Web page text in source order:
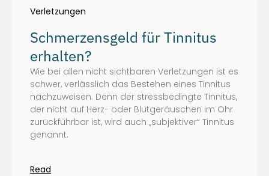
Verletzungen
Schmerzensgeld für Tinnitus
erhalten?
Wie bei allen nicht sichtbaren Verletzungen ist es
schwer, verlässlich das Bestehen eines Tinnitus
nachzuweisen. Denn der stressbedingte Tinnitus,
der nicht auf Herz- oder Blutgeräuschen im Ohr
zurückführbar ist, wird auch „subjektiver“ Tinnitus
genannt.
Read